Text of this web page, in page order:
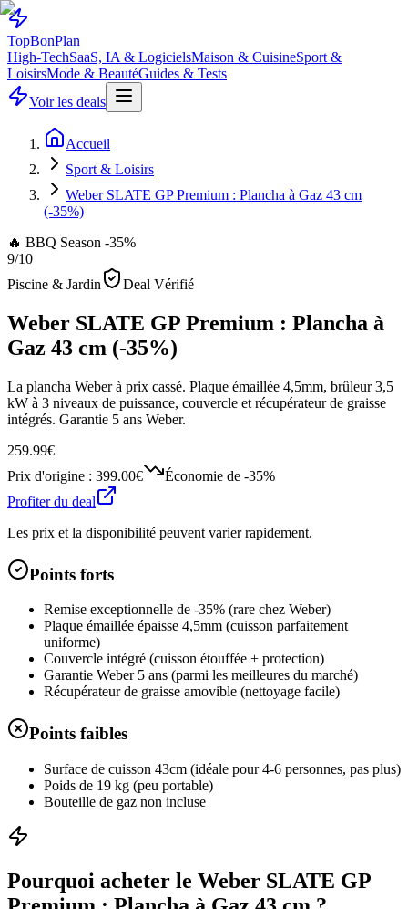
TopBonPlan
High-TechSaaS, IA & LogicielsMaison & CuisineSport &
LoisirsMode & BeautéGuides & Tests
Voir les deals
Accueil
Sport & Loisirs
Weber SLATE GP Premium : Plancha à Gaz 43 cm
(-35%)
🔥 BBQ Season -35%
9/10
Piscine & Jardin
Deal Vérifié
Weber SLATE GP Premium : Plancha à
Gaz 43 cm (-35%)
La plancha Weber à prix cassé. Plaque émaillée 4,5mm, brûleur 3,5
kW à 3 niveaux de puissance, couvercle et récupérateur de graisse
intégrés. Garantie 5 ans Weber.
259.99€
Prix d'origine : 399.00€ Économie de -35%
Profiter du deal
Les prix et la disponibilité peuvent varier rapidement.
Points forts
Remise exceptionnelle de -35% (rare chez Weber)
Plaque émaillée épaisse 4,5mm (cuisson parfaitement
uniforme)
Couvercle intégré (cuisson étouffée + protection)
Garantie Weber 5 ans (parmi les meilleures du marché)
Récupérateur de graisse amovible (nettoyage facile)
Points faibles
Surface de cuisson 43cm (idéale pour 4-6 personnes, pas plus)
Poids de 19 kg (peu portable)
Bouteille de gaz non incluse
Pourquoi acheter le Weber SLATE GP